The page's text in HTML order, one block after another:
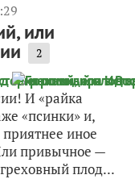
или
2
И «райка
«псинки» и,
иное
привычное —
плод...